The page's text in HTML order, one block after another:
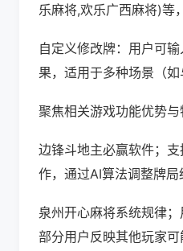
乐麻将,欢乐广西麻将)等
自定义修改牌：用户可
果，适用于多种场景（
聚焦相关游戏功能优势与
边锋斗地主必赢软件；
作，通过AI算法调整牌局
泉州开心麻将系统规律；
部分用户反映其他玩家可